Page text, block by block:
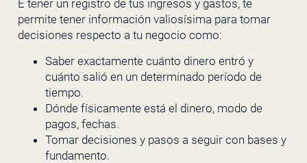
E tener un registro de tus ingresos y gastos, te
permite tener información valiosísima para tomar
decisiones respecto a tu negocio como:
Saber exactamente cuánto dinero entró y
cuánto salió en un determinado período de
tiempo.
Dónde físicamente está el dinero, modo de
pagos, fechas.
Tomar decisiones y pasos a seguir con bases y
fundamento.